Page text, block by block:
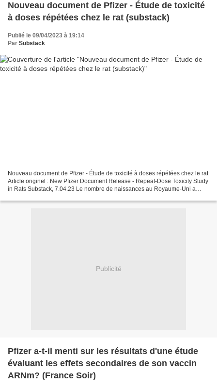
Nouveau document de Pfizer - Étude de toxicité
à doses répétées chez le rat (substack)
Publié le 09/04/2023 à 19:14
Par Substack
Nouveau document de Pfizer - Étude de toxicité à doses répétées chez le rat
Article originel : New Pfizer Document Release - Repeat-Dose Toxicity Study
in Rats Substack, 7.04.23 Le nombre de naissances au Royaume-Uni a
Publicité
Pfizer a-t-il menti sur les résultats d'une étude
évaluant les effets secondaires de son vaccin
ARNm? (France Soir)